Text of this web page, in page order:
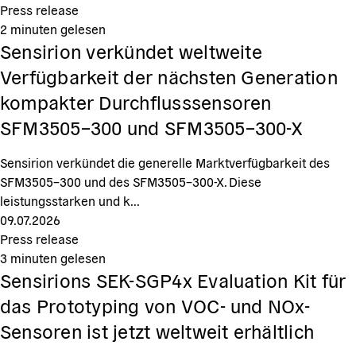
Press release
2 minuten gelesen
Sensirion verkündet weltweite
Verfügbarkeit der nächsten Generation
kompakter Durchflusssensoren
SFM3505–300 und SFM3505–300-X
Sensirion verkündet die generelle Marktverfügbarkeit des
SFM3505–300 und des SFM3505–300-X. Diese
leistungsstarken und k...
09.07.2026
Press release
3 minuten gelesen
Sensirions SEK-SGP4x Evaluation Kit für
das Prototyping von VOC- und NOx-
Sensoren ist jetzt weltweit erhältlich